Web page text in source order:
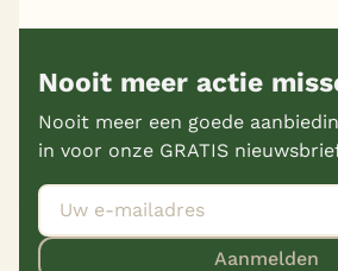
Nooit meer actie
Nooit meer een goede
in voor onze GRATIS
Aanmelden